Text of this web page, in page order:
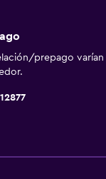
prepago